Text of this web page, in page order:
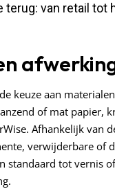
terug: van retail
keuze aan
of mat papier,
Afhankelijk van
verwijderbare of
standaard tot vernis